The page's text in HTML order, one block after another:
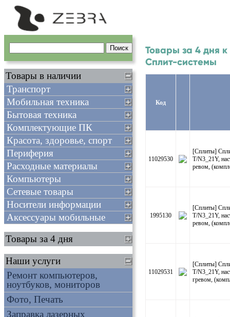
Товары за 4 дня к
Сплит-системы
Код
11029530
[Сплиты]
T/N3_21Y,
ревом,
1995130
[Сплиты]
T/N3_21Y,
ревом,
11029531
[Сплиты]
T/N3_21Y,
гревом,
Товары в наличии
Транспорт
Мобильная техника
Бытовая техника
Комплектующие ПК
Красота, здоровье, спорт
Периферия
Расходные материалы
Компьютеры
Сетевые товары
Носители информации
Аксессуары мобильные
Товары за 4 дня
Наши услуги
Ремонт компьютеров,
ноутбуков, мониторов
Фото, Печать
Заправка лазерных